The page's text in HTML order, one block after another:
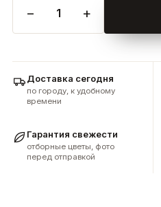
− 1 +
Доставка сегодня
по городу, к удобному
времени
Гарантия свежести
отборные цветы, фото
перед отправкой